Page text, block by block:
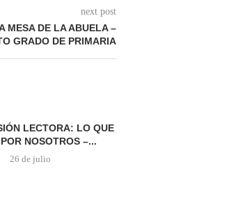
next post
MESA DE LA ABUELA –
GRADO DE PRIMARIA
LECTORA: LO QUE
NOSOTROS –...
26 de julio